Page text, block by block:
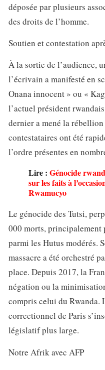
déposée par plusieurs
des droits de l’homme.
Soutien et contestation
À la sortie de l’audience,
l’écrivain a manifesté en
Onana innocent » ou «
l’actuel président
dernier a mené la
contestataires ont été
l’ordre présentes en
Lire : Génocide
sur les faits à
Rwamucyo
Le génocide des Tutsi,
000 morts, principalement
parmi les Hutus modérés.
massacre a été orchestré
place. Depuis 2017, la
négation ou la
compris celui du Rwanda.
correctionnel de Paris
législatif plus large.
Notre Afrik avec AFP